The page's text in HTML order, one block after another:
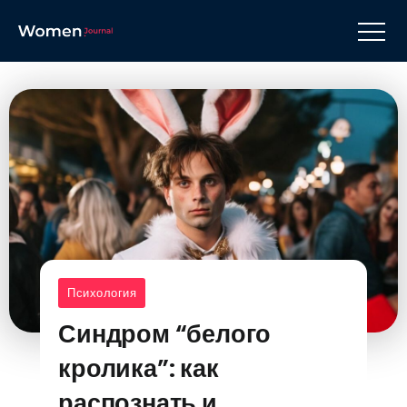
Психология
Синдром “белого
кролика”: как